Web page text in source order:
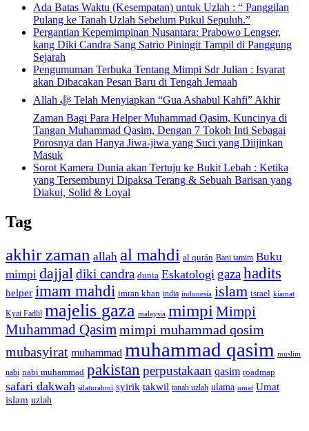
Ada Batas Waktu (Kesempatan) untuk Uzlah : “ Panggilan
Pulang ke Tanah Uzlah Sebelum Pukul Sepuluh.”
Pergantian Kepemimpinan Nusantara: Prabowo Lengser,
kang Diki Candra Sang Satrio Piningit Tampil di Panggung
Sejarah
Pengumuman Terbuka Tentang Mimpi Sdr Julian : Isyarat
akan Dibacakan Pesan Baru di Tengah Jemaah
Allah ﷻ Telah Menyiapkan “Gua Ashabul Kahfi” Akhir
Zaman Bagi Para Helper Muhammad Qasim, Kuncinya di
Tangan Muhammad Qasim, Dengan 7 Tokoh Inti Sebagai
Porosnya dan Hanya Jiwa-jiwa yang Suci yang Diijinkan
Masuk
Sorot Kamera Dunia akan Tertuju ke Bukit Lebah : Ketika
yang Tersembunyi Dipaksa Terang & Sebuah Barisan yang
Diakui, Solid & Loyal
Tag
akhir zaman allah al mahdi al qurán Bani tamim Buku
mimpi dajjal diki candra dunia Eskatologi gazahadits
helper imam mahdi imran khan india indonesia islam israel kiamat
Kyai Fadlil majelis gaza malaysia mimpi Mimpi
Muhammad Qasim mimpi muhammad qosim
mubasyirat muhammad muhammad qasim muslim
nabi nabi muhammad pakistan perpustakaan qasim roadmap
safari dakwah silaturahmi syirik takwil tanah uzlah ulama umat Umat
islam uzlah